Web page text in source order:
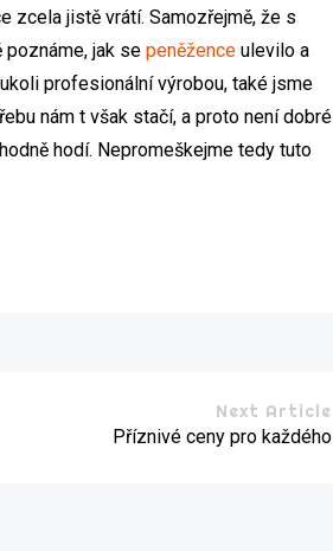
zcela jistě vrátí. Samozřejmě, že s
poznáme, jak se peněžence ulevilo a
profesionální výrobou, také jsme
nám t však stačí, a proto není dobré
hodí. Nepromeškejme tedy tuto
Next Article
Příznivé ceny pro každého